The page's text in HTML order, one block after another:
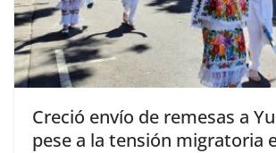
Creció envío de remesas a
pese a la tensión migratoria